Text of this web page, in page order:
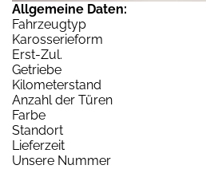
Allgemeine Daten:
Fahrzeugtyp
Karosserieform
Erst-Zul.
Getriebe
Kilometerstand
Anzahl der Türen
Farbe
Standort
Lieferzeit
Unsere Nummer